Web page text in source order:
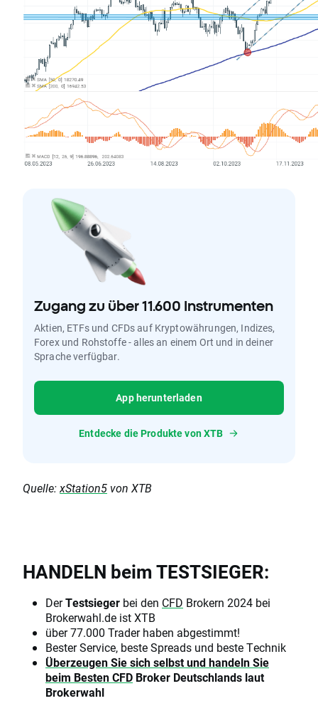
Zugang zu über 11.600 Instrumenten
Aktien, ETFs und CFDs auf Kryptowährungen, Indizes,
Forex und Rohstoffe - alles an einem Ort und in deiner
Sprache verfügbar.
App herunterladen
Entdecke die Produkte von XTB
Quelle:xStation5 von XTB
HANDELN beim TESTSIEGER:
DerTestsieger bei den CFD Brokern 2024 bei
Brokerwahl.de ist XTB
über 77.000 Trader haben abgestimmt!
Bester Service, beste Spreads und beste Technik
Überzeugen Sie sich selbst und handeln Sie
beim BestenCFD Broker Deutschlands laut
Brokerwahl